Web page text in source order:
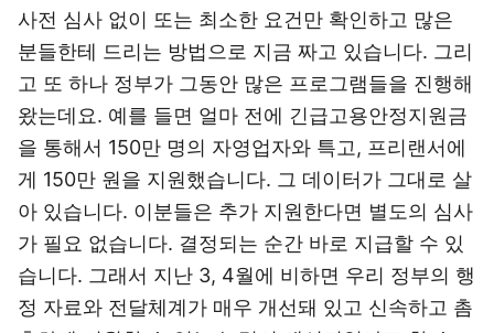
사전 심사 없이 또는 최소한 요건만 확인하고 많은
분들한테 드리는 방법으로 지금 짜고 있습니다. 그리
고 또 하나 정부가 그동안 많은 프로그램들을 진행해
왔는데요. 예를 들면 얼마 전에 긴급고용안정지원금
을 통해서 150만 명의 자영업자와 특고, 프리랜서에
게 150만 원을 지원했습니다. 그 데이터가 그대로 살
아 있습니다. 이분들은 추가 지원한다면 별도의 심사
가 필요 없습니다. 결정되는 순간 바로 지급할 수 있
습니다. 그래서 지난 3, 4월에 비하면 우리 정부의 행
정 자료와 전달체계가 매우 개선돼 있고 신속하고 촘